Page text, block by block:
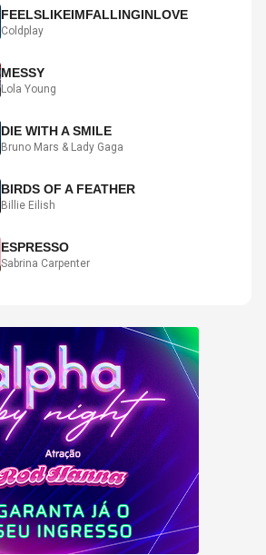
FEELSLIKEIMFALLINGINLOVE
Coldplay
MESSY
Lola Young
DIE WITH A SMILE
Bruno Mars & Lady Gaga
BIRDS OF A FEATHER
Billie Eilish
ESPRESSO
Sabrina Carpenter